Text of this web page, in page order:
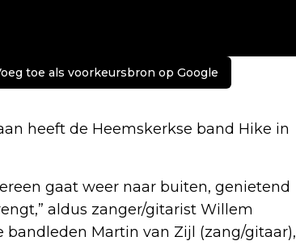
toe als voorkeursbron op Google
heeft de Heemskerkse band Hike in
gaat weer naar buiten, genietend
aldus zanger/gitarist Willem
Martin van Zijl (zang/gitaar),